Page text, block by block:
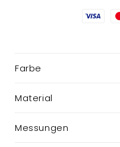
Gans
Farbe
Material
Messungen